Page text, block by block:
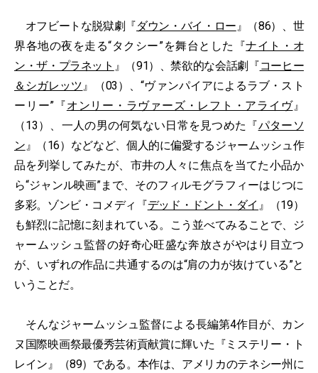
オフビートな脱獄劇『ダウン・バイ・ロー』（86）、世
界各地の夜を走る“タクシー”を舞台とした『ナイト・オ
ン・ザ・プラネット 』（91）、禁欲的な会話劇『コーヒー
＆シガレッツ』（03）、“ヴァンパイアによるラブ・スト
ーリー”『オンリー・ラヴァーズ・レフト・アライヴ』
（13）、一人の男の何気ない日常を見つめた『パターソ
ン』（16）などなど、個人的に偏愛するジャームッシュ作
品を列挙してみたが、市井の人々に焦点を当てた小品か
ら“ジャンル映画”まで、そのフィルモグラフィーはじつに
多彩。ゾンビ・コメディ『デッド・ドント・ダイ 』（19）
も鮮烈に記憶に刻まれている。こう並べてみることで、ジ
ャームッシュ監督の好奇心旺盛な奔放さがやはり目立つ
が、いずれの作品に共通するのは“肩の力が抜けている”と
いうことだ。
そんなジャームッシュ監督による長編第4作目が、カン
ヌ国際映画祭最優秀芸術貢献賞に輝いた『ミステリー・ト
レイン』（89）である。本作は、アメリカのテネシー州に